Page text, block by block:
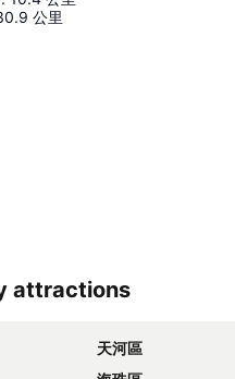
公里
attractions
天河區